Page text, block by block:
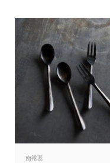
南裕基